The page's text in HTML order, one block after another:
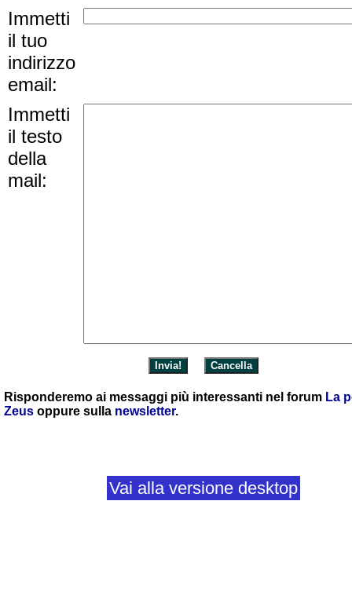
Immetti
il tuo
indirizzo
email:
Immetti
il testo
della
mail:
Risponderemo ai messaggi più interessanti nel forum La
Zeus oppure sulla newsletter.
Vai alla versione desktop